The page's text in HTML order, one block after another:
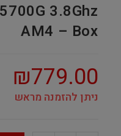
3.8Ghz
AM4 – Box
₪779.00
ניתן להזמנה מראש